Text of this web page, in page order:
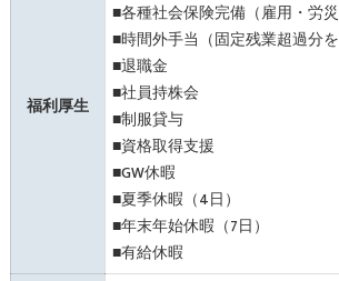
福利厚生
■各種社会保険完備（雇用・労
■時間外手当（固定残業超過分を
■退職金
■社員持株会
■制服貸与
■資格取得支援
■GW休暇
■夏季休暇（4日）
■年末年始休暇（7日）
■有給休暇